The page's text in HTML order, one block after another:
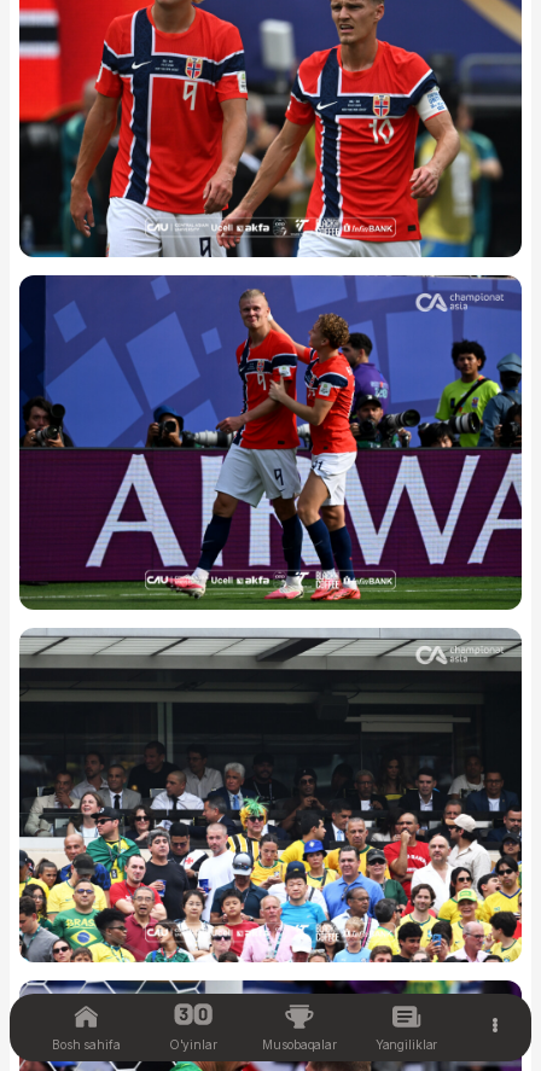
Bosh sahifa O'yinlar Musobaqalar Yangiliklar